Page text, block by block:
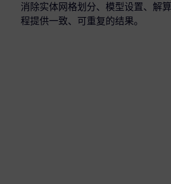
消除实体网格划分、模型设置、解
程提供一致、可重复的结果。